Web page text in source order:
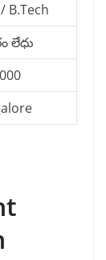
B.Tech
లేధు